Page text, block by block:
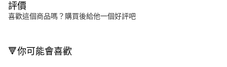
評價
喜歡這個商品嗎？購買後給他一個好評吧
🔻你可能會喜歡